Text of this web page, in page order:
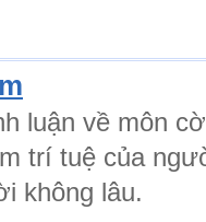
luận về môn cờ
trí tuệ của
không lâu.